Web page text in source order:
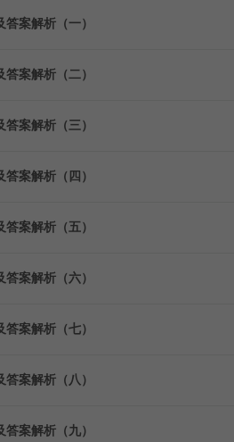
案解析（一）
案解析（二）
案解析（三）
案解析（四）
案解析（五）
案解析（六）
案解析（七）
案解析（八）
案解析（九）